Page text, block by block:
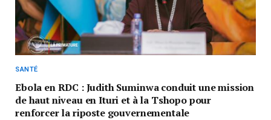
SANTÉ
Ebola en RDC : Judith Suminwa conduit une mission
de haut niveau en Ituri et à la Tshopo pour
renforcer la riposte gouvernementale